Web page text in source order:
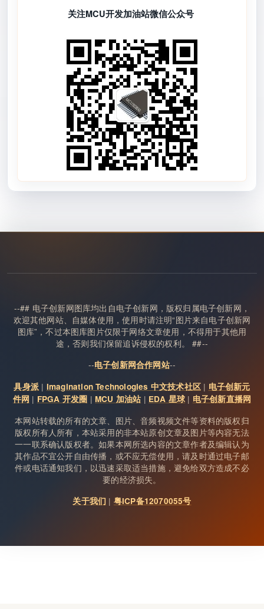
关注MCU开发加油站微信公众号
--## 电子创新网图库均出自电子创新网，版权归属电子创新网，
欢迎其他网站、自媒体使用，使用时请注明“图片来自电子创新网
图库”，不过本图库图片仅限于网络文章使用，不得用于其他用
途，否则我们保留追诉侵权的权利。 ##--
--电子创新网合作网站--
具身派 | Imagination Technologies 中文技术社区| 电子创新元
件网 | FPGA 开发圈 | MCU 加油站 | EDA 星球 | 电子创新直播网
本网站转载的所有的文章、图片、音频视频文件等资料的版权归
版权所有人所有，本站采用的非本站原创文章及图片等内容无法
一一联系确认版权者。如果本网所选内容的文章作者及编辑认为
其作品不宜公开自由传播，或不应无偿使用，请及时通过电子邮
件或电话通知我们，以迅速采取适当措施，避免给双方造成不必
要的经济损失。
关于我们 | 粤ICP备12070055号